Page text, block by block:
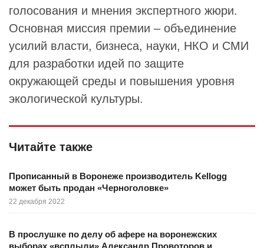
голосования и мнения экспертного жюри.
Основная миссия премии – объединение
усилий власти, бизнеса, науки, НКО и СМИ
для разработки идей по защите
окружающей среды и повышения уровня
экологической культуры.
Читайте также
Прописанный в Воронеже производитель Kellogg
может быть продан «Черноголовке»
22 декабря 2022
В прослушке по делу об афере на воронежских
выборах «всплыли» Александр Провоторов и